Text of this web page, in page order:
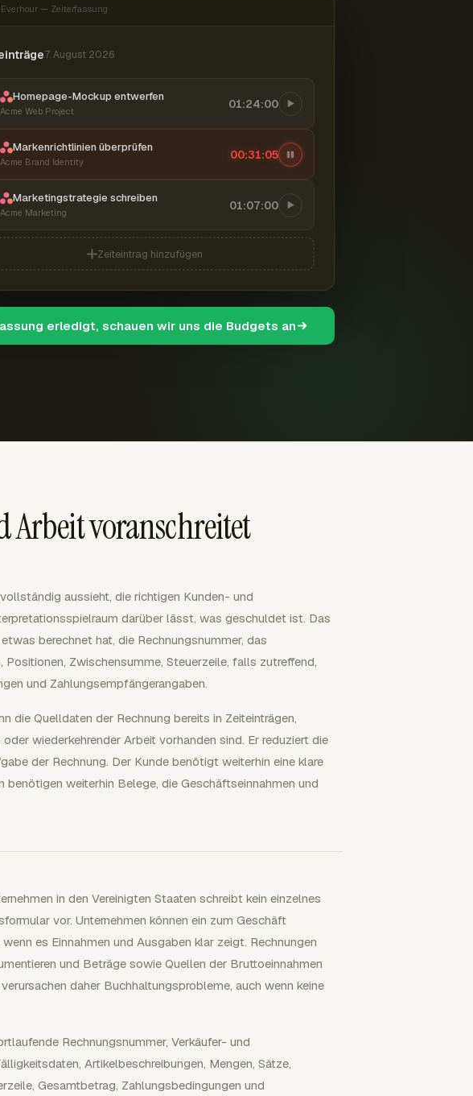
Everhour — Zeiterfassung
7. August 2026
Homepage-Mockup entwerfen
Acme Web Project
01:24:00
Markenrichtlinien überprüfen
Acme Brand Identity
00:31:06
Marketingstrategie schreiben
Acme Marketing
01:07:00
Zeiteintrag hinzufügen
erledigt, schauen wir uns die Budgets an
voranschreitet
aussieht, die richtigen Kunden- und
darüber lässt, was geschuldet ist. Das
berechnet hat, die Rechnungsnummer, das
Zwischensumme, Steuerzeile, falls zutreffend,
und Zahlungsempfängerangaben.
die Quelldaten der Rechnung bereits in Zeiteinträgen,
wiederkehrender Arbeit vorhanden sind. Er reduziert die
der Rechnung. Der Kunde benötigt weiterhin eine klare
benötigen weiterhin Belege, die Geschäftseinnahmen und
in den Vereinigten Staaten schreibt kein einzelnes
vor. Unternehmen können ein zum Geschäft
es Einnahmen und Ausgaben klar zeigt. Rechnungen
und Beträge sowie Quellen der Bruttoeinnahmen
daher Buchhaltungsprobleme, auch wenn keine
Rechnungsnummer, Verkäufer- und
Artikelbeschreibungen, Mengen, Sätze,
Gesamtbetrag, Zahlungsbedingungen und